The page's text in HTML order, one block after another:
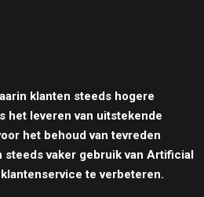
klanten steeds hogere
het leveren van uitstekende
het behoud van tevreden
steeds vaker gebruik van Artificial
te verbeteren.